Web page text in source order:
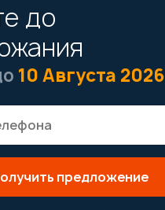
до
10 Августа 2026
предложение